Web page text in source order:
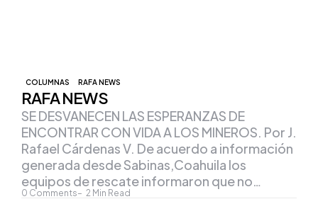
COLUMNAS RAFA NEWS
RAFA NEWS
0 Comments 2 Min Read
SE DESVANECEN LAS ESPERANZAS DE
ENCONTRAR CON VIDA A LOS MINEROS. Por J.
Rafael Cárdenas V. De acuerdo a información
generada desde Sabinas,Coahuila los
equipos de rescate informaron que no…